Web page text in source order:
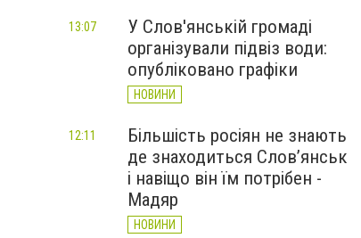
У Слов'янській громаді
організували підвіз води:
опубліковано графіки
НОВИНИ
13:07
Більшість росіян не знають
де знаходиться Слов’янськ
і навіщо він їм потрібен -
Мадяр
НОВИНИ
12:11